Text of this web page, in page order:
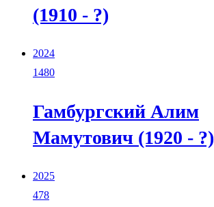
(1910 - ?)
2024
1480
Гамбургский Алим
Мамутович (1920 - ?)
2025
478